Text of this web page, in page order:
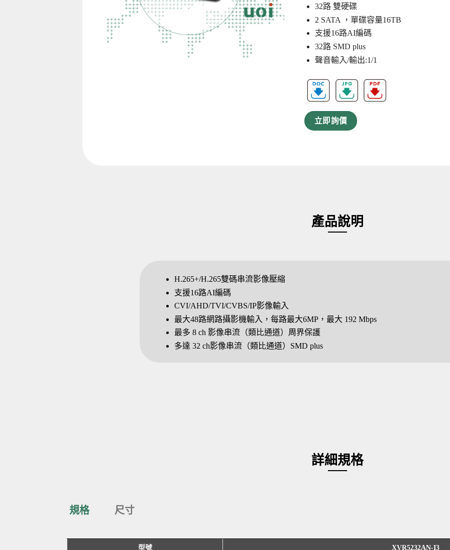
32路 雙硬碟
2 SATA ，單碟容量16TB
支援16路AI編碼
32路 SMD plus
聲音輸入/輸出:1/1
立即詢價
產品說明
H.265+/H.265雙碼串流影像壓縮
支援16路AI編碼
CVI/AHD/TVI/CVBS/IP影像輸入
最大48路網路攝影機輸入，每路最大6MP，最大 192 Mbps
最多 8 ch 影像串流（類比通道）周界保護
多達 32 ch影像串流（類比通道）SMD plus
詳細規格
規格 尺寸
型號 XVR5232AN-I3